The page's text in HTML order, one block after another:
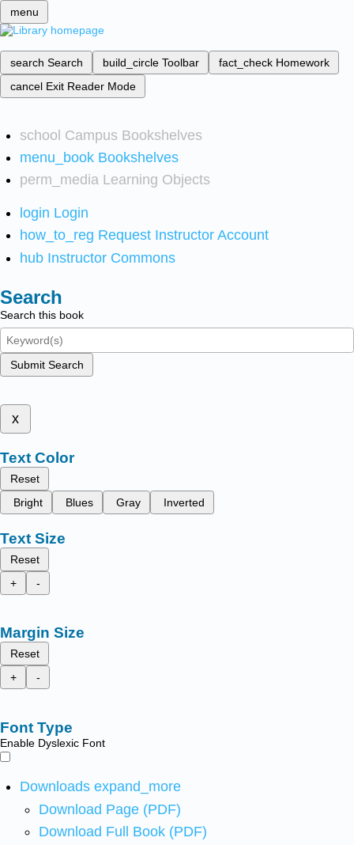
menu
search Search build_circle Toolbar fact_check Homework
cancel Exit Reader Mode
school Campus Bookshelves
menu_book Bookshelves
perm_media Learning Objects
login Login
how_to_reg Request Instructor Account
hub Instructor Commons
Search
Search this book
Submit Search
x
Text Color
Reset
Bright
Blues Gray Inverted
Text Size
Reset
+
-
Margin Size
Reset
+
-
Font Type
Enable Dyslexic Font
Downloads expand_more
Download Page (PDF)
Download Full Book (PDF)